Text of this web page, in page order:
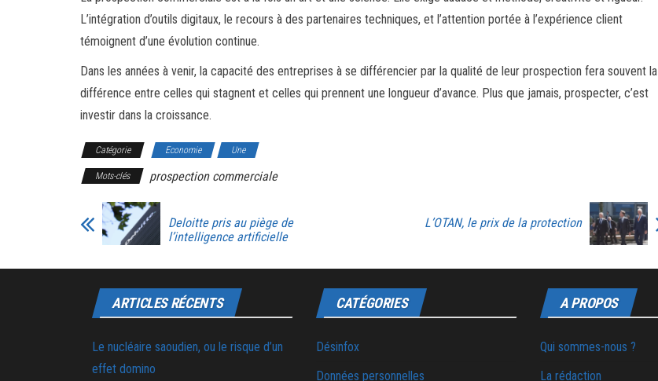
L’intégration d’outils digitaux, le recours à des partenaires techniques, et l’attention portée à l’expérience client
témoignent d’une évolution continue.
Dans les années à venir, la capacité des entreprises à se différencier par la qualité de leur prospection fera souvent la
différence entre celles qui stagnent et celles qui prennent une longueur d’avance. Plus que jamais, prospecter, c’est
investir dans la croissance.
Catégorie Economie Une
Mots-clés prospection commerciale
Deloitte pris au piège de
l’intelligence artificielle
L’OTAN, le prix de la protection
ARTICLES RÉCENTS
Le nucléaire saoudien, ou le risque d’un
effet domino
CATÉGORIES
Désinfox
Données personnelles
A PROPOS
Qui sommes-nous ?
La rédaction